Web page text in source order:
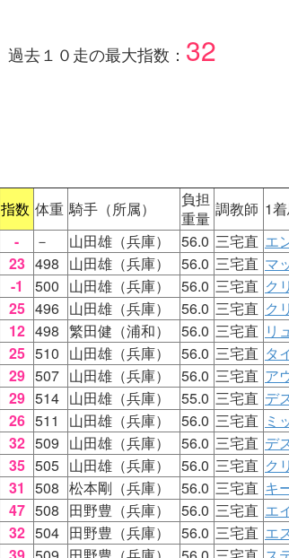
過去１０走の最大指数： 32
指数 体重 騎手（所属）
負担
重量 調教師 1
- － 山田雄（兵庫） 56.0 三宅直 エ
23 498 山田雄（兵庫） 56.0 三宅直 マ
-1 500 山田雄（兵庫） 56.0 三宅直 ク
25 496 山田雄（兵庫） 56.0 三宅直 ク
12 498 繁田健（浦和） 56.0 三宅直 リ
25 510 山田雄（兵庫） 56.0 三宅直 タ
29 507 山田雄（兵庫） 56.0 三宅直 ア
29 514 山田雄（兵庫） 55.0 三宅直 デ
26 511 山田雄（兵庫） 56.0 三宅直 ミ
32 509 山田雄（兵庫） 56.0 三宅直 デ
35 505 山田雄（兵庫） 56.0 三宅直 ク
31 508 松本剛（兵庫） 56.0 三宅直 キ
47 508 田野豊（兵庫） 56.0 三宅直 エ
32 504 田野豊（兵庫） 56.0 三宅直 エ